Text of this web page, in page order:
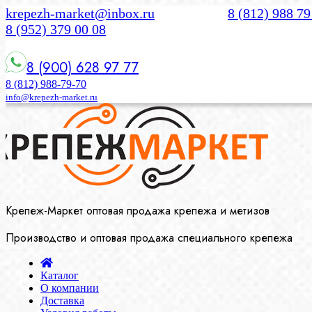
krepezh-market@inbox.ru
8 (812) 988
8 (952) 379 00 08
8 (900) 628 97 77
8 (812) 988-79-70
info@krepezh-market.ru
Крепеж-Маркет оптовая продажа крепежа и метизов
Производство и оптовая продажа специального крепежа
Каталог
О компании
Доставка